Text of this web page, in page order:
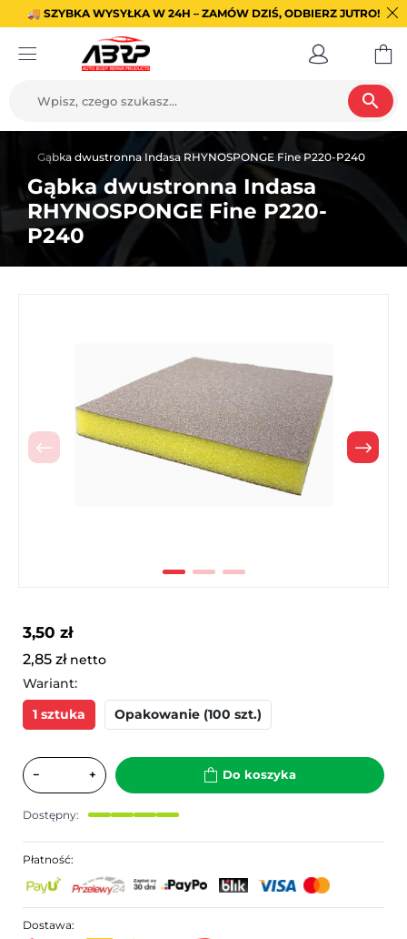
🚚 SZYBKA WYSYŁKA W 24H – ZAMÓW DZIŚ, ODBIERZ JUTRO!
search
Gąbka dwustronna Indasa RHYNOSPONGE Fine P220-P240
Gąbka dwustronna Indasa
RHYNOSPONGE Fine P220-
P240
Poprzedni
3,50 zł
2,85 zł netto
Wariant:
1 sztuka
Opakowanie (100 szt.)
− + Do koszyka
Dostępny:
Płatność:
Dostawa: